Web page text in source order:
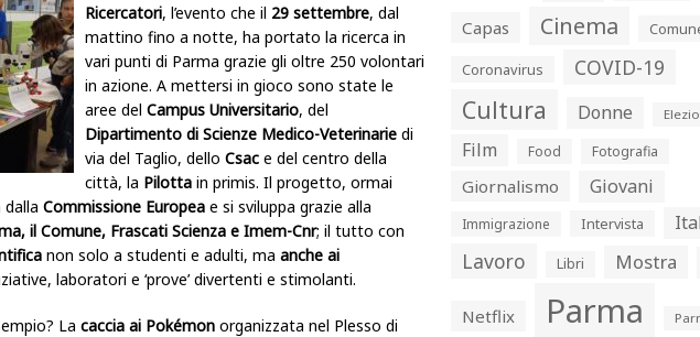
Ricercatori, l’evento che il 29 settembre, dal
mattino fino a notte, ha portato la ricerca in
vari punti di Parma grazie gli oltre 250 volontari
in azione. A mettersi in gioco sono state le
aree del Campus Universitario, del
Dipartimento di Scienze Medico-Veterinarie di
via del Taglio, dello Csac e del centro della
città, la Pilotta in primis. Il progetto, ormai
Commissione Europea e si sviluppa grazie alla
il Comune, Frascati Scienza e Imem-Cnr; il tutto con
non solo a studenti e adulti, ma anche ai
laboratori e ‘prove’ divertenti e stimolanti.
La caccia ai Pokémon organizzata nel Plesso di
Capas Cinema
Coronavirus COVID-19
Cultura Donne
Film Food Fotografia
Giornalismo Giovani
Immigrazione Intervista
Lavoro Libri Mostra
Netflix Parma